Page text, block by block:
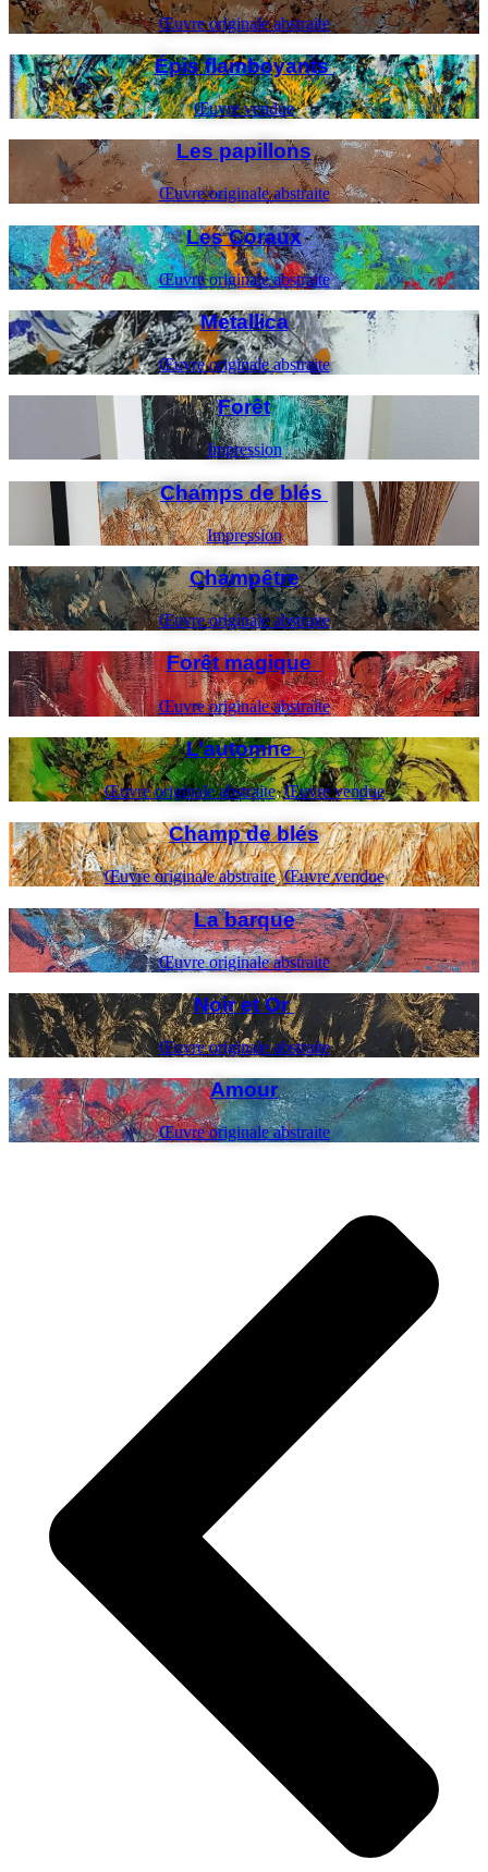
Œuvre originale abstraite
Épis flamboyants
Œuvre vendue
Les papillons
Œuvre originale abstraite
Les Coraux
Œuvre originale abstraite
Metallica
Œuvre originale abstraite
Forêt
Impression
Champs de blés
Impression
Champêtre
Œuvre originale abstraite
Forêt magique
Œuvre originale abstraite
L’automne
Œuvre originale abstraite,Œuvre vendue
Champ de blés
Œuvre originale abstraite,Œuvre vendue
La barque
Œuvre originale abstraite
Noir et Or
Œuvre originale abstraite
Amour
Œuvre originale abstraite